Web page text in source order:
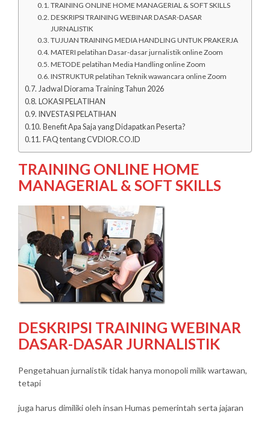
TRAINING ONLINE HOME MANAGERIAL & SOFT SKILLS
DESKRIPSI TRAINING WEBINAR DASAR-DASAR
JURNALISTIK
TUJUAN TRAINING MEDIA HANDLING UNTUK PRAKERJA
MATERI pelatihan Dasar-dasar jurnalistik online Zoom
METODE pelatihan Media Handling online Zoom
INSTRUKTUR pelatihan Teknik wawancara online Zoom
Jadwal Diorama Training Tahun 2026
LOKASI PELATIHAN
INVESTASI PELATIHAN
Benefit Apa Saja yang Didapatkan Peserta?
FAQ tentang CVDIOR.CO.ID
TRAINING ONLINE HOME
MANAGERIAL & SOFT SKILLS
DESKRIPSI TRAINING WEBINAR
DASAR-DASAR JURNALISTIK
Pengetahuan jurnalistik tidak hanya monopoli milik wartawan,
tetapi
juga harus dimiliki oleh insan Humas pemerintah serta jajaran